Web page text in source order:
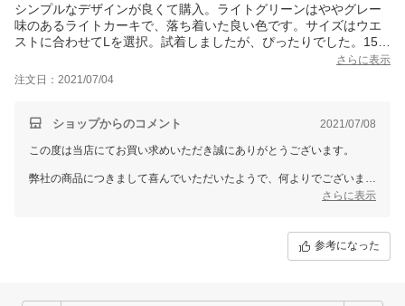
シンプルなデザインが良くて購入。ライトグリーンはややグレー
味のあるライトカーキで、落ち着いた良い色です。サイズはウエ
ストに合わせてLを選択。試着しましたが、ぴったりでした。159
cm普通体形、ウエストがMとLの間なので、伸縮性がないという
レビューが参考になりました。丈も膝下数cmあり上品です。薄め
す。
さらに表示
注文日：2021/07/04
ショップからのコメント 2021/07/08
この度は当店にてお買い求めいただき誠にありがとうございます。
弊社の商品につきまして喜んでいただいたようで、何よりでございま
また機会がございましたら、GIRLをどうぞよろしくお願いいたしま
さらに表示
参考になった